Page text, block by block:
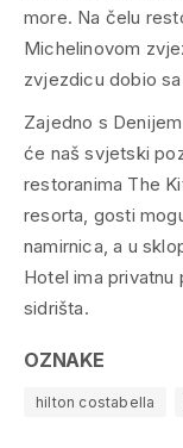
more. Na čelu
Michelinovom
zvjezdicu dobio
Zajedno s
će naš svjetski
restoranima The
resorta, gosti
namirnica, a u
Hotel ima privatnu
sidrišta.
OZNAKE
hilton costabella